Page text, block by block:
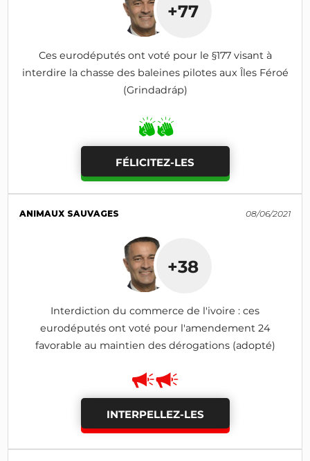
+77
Ces eurodéputés ont voté pour le §177 visant à
interdire la chasse des baleines pilotes aux Îles Féroé
(Grindadráp)
FÉLICITEZ-LES
ANIMAUX SAUVAGES 08/06/2021
+38
Interdiction du commerce de l'ivoire : ces
eurodéputés ont voté pour l'amendement 24
favorable au maintien des dérogations (adopté)
INTERPELLEZ-LES